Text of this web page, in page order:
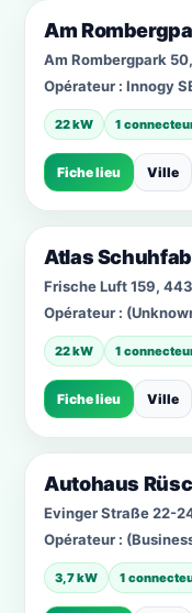
Am
Am Rombergpark
Opérateur : Innogy
22 kW 1
Fiche lieu Ville
Atlas
Frische Luft 159,
Opérateur :
22 kW 1
Fiche lieu Ville
Autohaus
Evinger Straße 22-
Opérateur :
3,7 kW 1